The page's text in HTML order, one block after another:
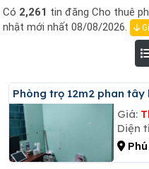
Có 2,261 tin đăng Cho thuê
nhật mới nhất 08/08/2026.
Phòng trọ 12m2 phan
Giá:
Diện
Phú